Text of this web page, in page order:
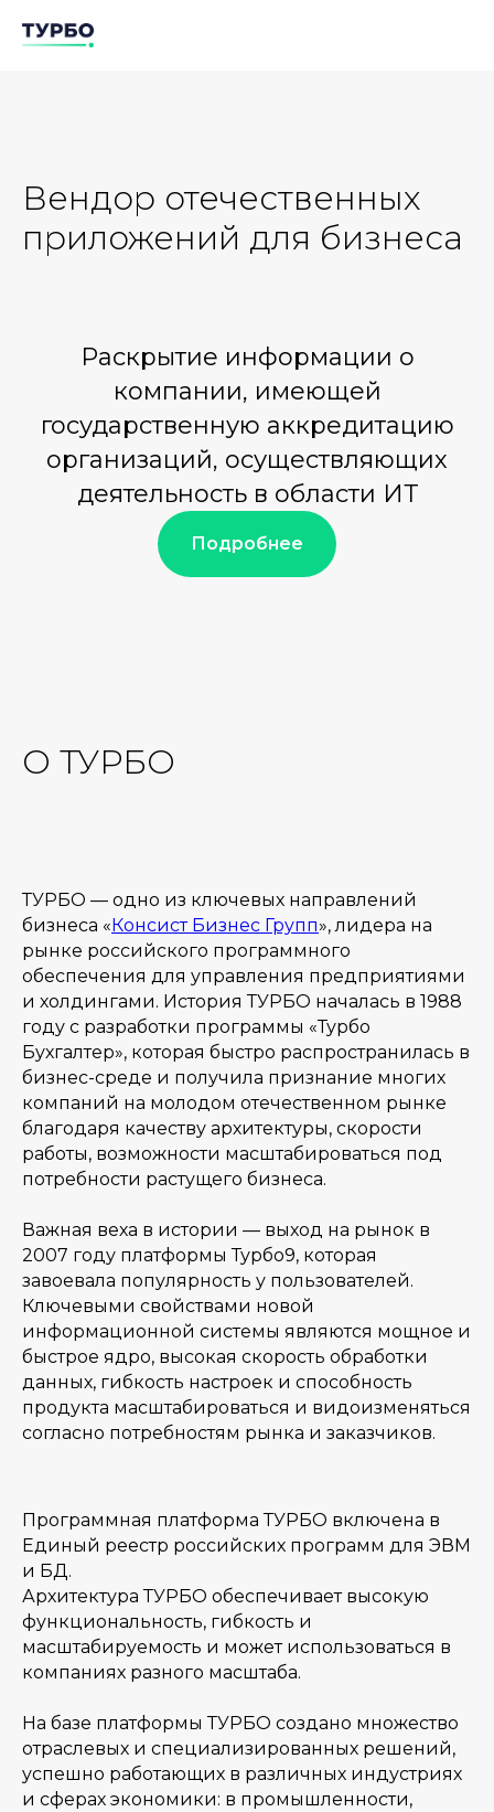
Вендор отечественных
приложений для бизнеса
Раскрытие информации о
компании, имеющей
государственную аккредитацию
организаций, осуществляющих
деятельность в области ИТ
Подробнее
О ТУРБО
ТУРБО — одно из ключевых направлений
бизнеса «Консист Бизнес Групп», лидера на
рынке российского программного
обеспечения для управления предприятиями
и холдингами. История ТУРБО началась в 1988
году с разработки программы «Турбо
Бухгалтер», которая быстро распространилась в
бизнес-среде и получила признание многих
компаний на молодом отечественном рынке
благодаря качеству архитектуры, скорости
работы, возможности масштабироваться под
потребности растущего бизнеса.
Важная веха в истории — выход на рынок в
2007 году платформы Турбо9, которая
завоевала популярность у пользователей.
Ключевыми свойствами новой
информационной системы являются мощное и
быстрое ядро, высокая скорость обработки
данных, гибкость настроек и способность
продукта масштабироваться и видоизменяться
согласно потребностям рынка и заказчиков.
Программная платформа ТУРБО включена в
Единый реестр российских программ для ЭВМ
и БД.
Архитектура ТУРБО обеспечивает высокую
функциональность, гибкость и
масштабируемость и может использоваться в
компаниях разного масштаба.
На базе платформы ТУРБО создано множество
отраслевых и специализированных решений,
успешно работающих в различных индустриях
и сферах экономики: в промышленности,